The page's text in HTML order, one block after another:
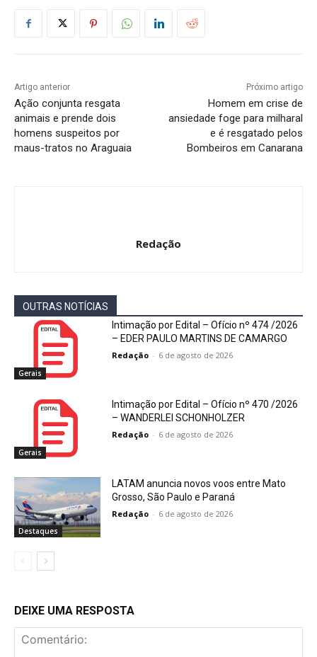
Artigo anterior
Ação conjunta resgata
animais e prende dois
homens suspeitos por
maus-tratos no Araguaia
Próximo artigo
Homem em crise de
ansiedade foge para milharal
e é resgatado pelos
Bombeiros em Canarana
Redação
OUTRAS NOTÍCIAS
Gerais
Intimação por Edital – Ofício nº 474 /2026
– EDER PAULO MARTINS DE CAMARGO
Redação - 6 de agosto de 2026
Gerais
Intimação por Edital – Ofício nº 470 /2026
– WANDERLEI SCHONHOLZER
Redação - 6 de agosto de 2026
Destaques
LATAM anuncia novos voos entre Mato
Grosso, São Paulo e Paraná
Redação - 6 de agosto de 2026
DEIXE UMA RESPOSTA